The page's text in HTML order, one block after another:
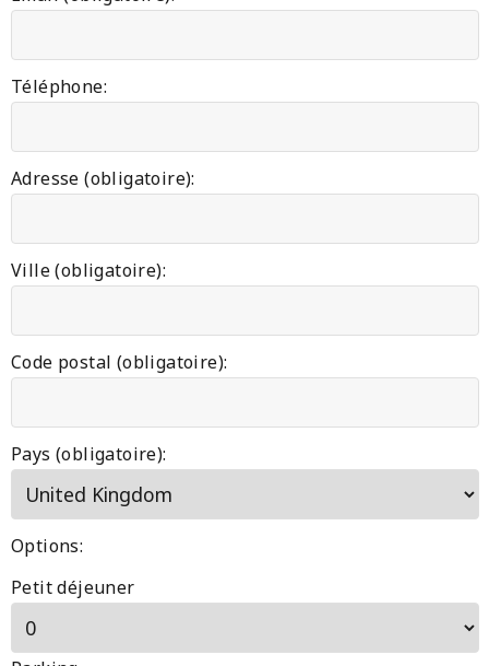
Téléphone:
Adresse (obligatoire):
Ville (obligatoire):
Code postal (obligatoire):
Pays (obligatoire):
Options:
Petit déjeuner